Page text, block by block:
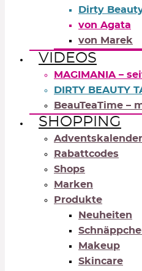
Dirty
von Agata
von Marek
VIDEOS
MAGIMANIA –
DIRTY BEAUTY
BeauTeaTime –
SHOPPING
Adventskalender
Rabattcodes
Shops
Marken
Produkte
Neuheiten
Makeup
Skincare